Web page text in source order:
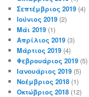
Σεπτέμβριος 2019 (4)
Ιούνιος 2019 (2)
Μάι 2019 (1)
Απρίλιος 2019 (3)
Μάρτιος 2019 (4)
Φεβρουάριος 2019 (5)
Ιανουάριος 2019 (5)
Νοέμβριος 2018 (1)
Οκτώβριος 2018 (12)